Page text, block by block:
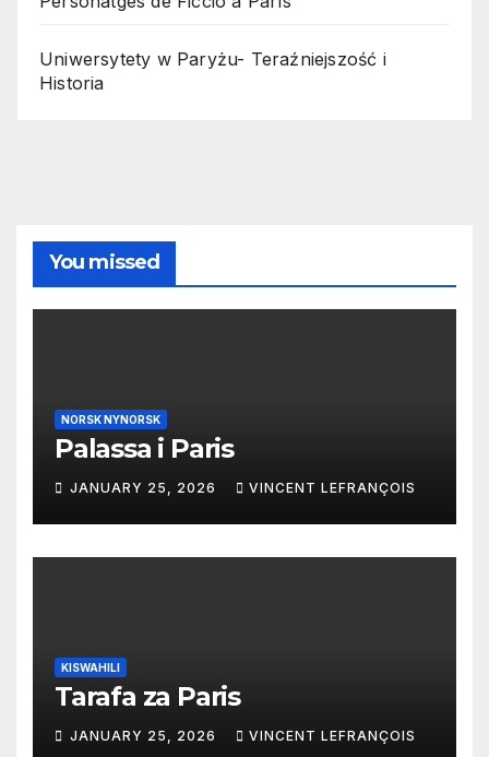
Uniwersytety w Paryżu- Teraźniejszość i
Historia
You missed
NORSK NYNORSK
Palassa i Paris
JANUARY 25, 2026 VINCENT LEFRANÇOIS
KISWAHILI
Tarafa za Paris
JANUARY 25, 2026 VINCENT LEFRANÇOIS